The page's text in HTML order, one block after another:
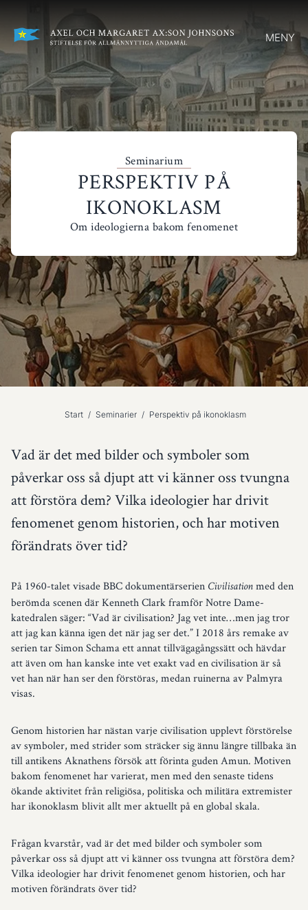
MENY
Seminarium
PERSPEKTIV PÅ
IKONOKLASM
Om ideologierna bakom fenomenet
Start / Seminarier / Perspektiv på ikonoklasm
Vad är det med bilder och symboler som
påverkar oss så djupt att vi känner oss tvungna
att förstöra dem? Vilka ideologier har drivit
fenomenet genom historien, och har motiven
förändrats över tid?
På 1960-talet visade BBC dokumentärserien Civilisation med den
berömda scenen där Kenneth Clark framför Notre Dame-
katedralen säger: “Vad är civilisation? Jag vet inte…men jag tror
att jag kan känna igen det när jag ser det.” I 2018 års remake av
serien tar Simon Schama ett annat tillvägagångssätt och hävdar
att även om han kanske inte vet exakt vad en civilisation är så
vet han när han ser den förstöras, medan ruinerna av Palmyra
visas.
Genom historien har nästan varje civilisation upplevt förstörelse
av symboler, med strider som sträcker sig ännu längre tillbaka än
till antikens Aknathens försök att förinta guden Amun. Motiven
bakom fenomenet har varierat, men med den senaste tidens
ökande aktivitet från religiösa, politiska och militära extremister
har ikonoklasm blivit allt mer aktuellt på en global skala.
Frågan kvarstår, vad är det med bilder och symboler som
påverkar oss så djupt att vi känner oss tvungna att förstöra dem?
Vilka ideologier har drivit fenomenet genom historien, och har
motiven förändrats över tid?